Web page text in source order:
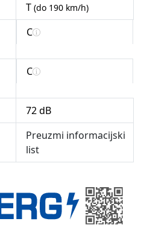
T (do 190 km/h)
C
C
72 dB
Preuzmi informacijski
list